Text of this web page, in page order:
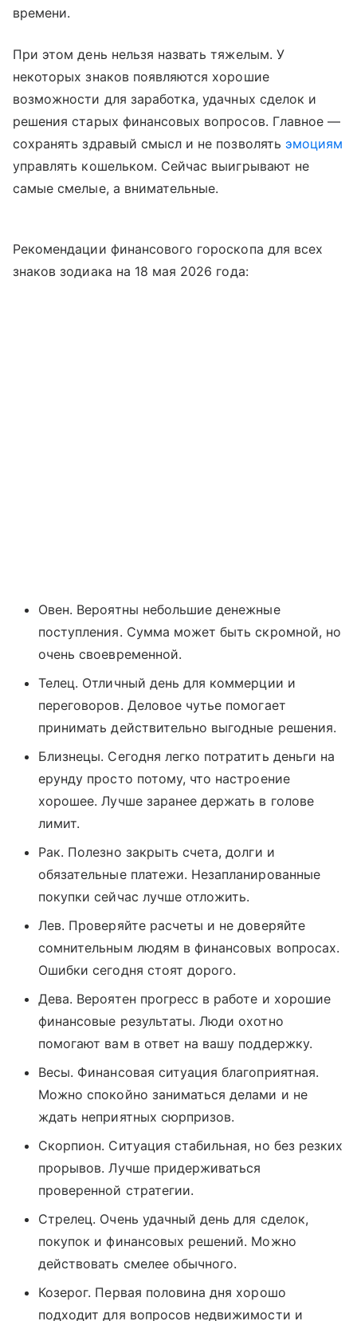
времени.
При этом день нельзя назвать тяжелым. У
некоторых знаков появляются хорошие
возможности для заработка, удачных сделок и
решения старых финансовых вопросов. Главное —
сохранять здравый смысл и не позволять эмоциям
управлять кошельком. Сейчас выигрывают не
самые смелые, а внимательные.
Рекомендации финансового гороскопа для всех
знаков зодиака на 18 мая 2026 года:
Овен. Вероятны небольшие денежные
поступления. Сумма может быть скромной, но
очень своевременной.
Телец. Отличный день для коммерции и
переговоров. Деловое чутье помогает
принимать действительно выгодные решения.
Близнецы. Сегодня легко потратить деньги на
ерунду просто потому, что настроение
хорошее. Лучше заранее держать в голове
лимит.
Рак. Полезно закрыть счета, долги и
обязательные платежи. Незапланированные
покупки сейчас лучше отложить.
Лев. Проверяйте расчеты и не доверяйте
сомнительным людям в финансовых вопросах.
Ошибки сегодня стоят дорого.
Дева. Вероятен прогресс в работе и хорошие
финансовые результаты. Люди охотно
помогают вам в ответ на вашу поддержку.
Весы. Финансовая ситуация благоприятная.
Можно спокойно заниматься делами и не
ждать неприятных сюрпризов.
Скорпион. Ситуация стабильная, но без резких
прорывов. Лучше придерживаться
проверенной стратегии.
Стрелец. Очень удачный день для сделок,
покупок и финансовых решений. Можно
действовать смелее обычного.
Козерог. Первая половина дня хорошо
подходит для вопросов недвижимости и